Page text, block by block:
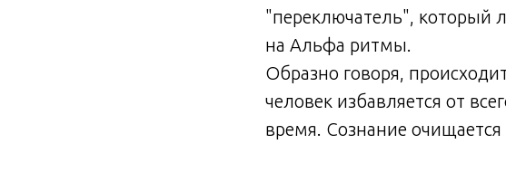
"переключатель", который
на Альфа ритмы.
Образно говоря,
человек избавляется от
время. Сознание